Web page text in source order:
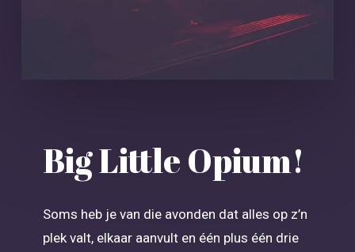
Big Little Opium!
Soms heb je van die avonden dat alles op z’n
plek valt, elkaar aanvult en één plus één drie